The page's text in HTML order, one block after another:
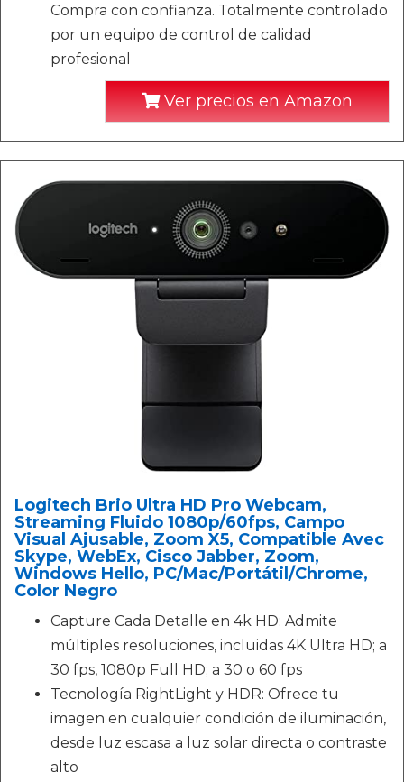
Compra con confianza. Totalmente controlado
por un equipo de control de calidad
profesional
Ver precios en Amazon
Logitech Brio Ultra HD Pro Webcam,
Streaming Fluido 1080p/60fps, Campo
Visual Ajusable, Zoom X5, Compatible Avec
Skype, WebEx, Cisco Jabber, Zoom,
Windows Hello, PC/Mac/Portátil/Chrome,
Color Negro
Capture Cada Detalle en 4k HD: Admite
múltiples resoluciones, incluidas 4K Ultra HD; a
30 fps, 1080p Full HD; a 30 o 60 fps
Tecnología RightLight y HDR: Ofrece tu
imagen en cualquier condición de iluminación,
desde luz escasa a luz solar directa o contraste
alto